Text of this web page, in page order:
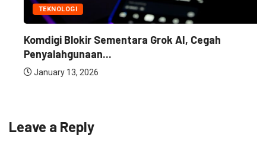
TEKNOLOGI
Komdigi Blokir Sementara Grok AI, Cegah
Penyalahgunaan...
January 13, 2026
Leave a Reply